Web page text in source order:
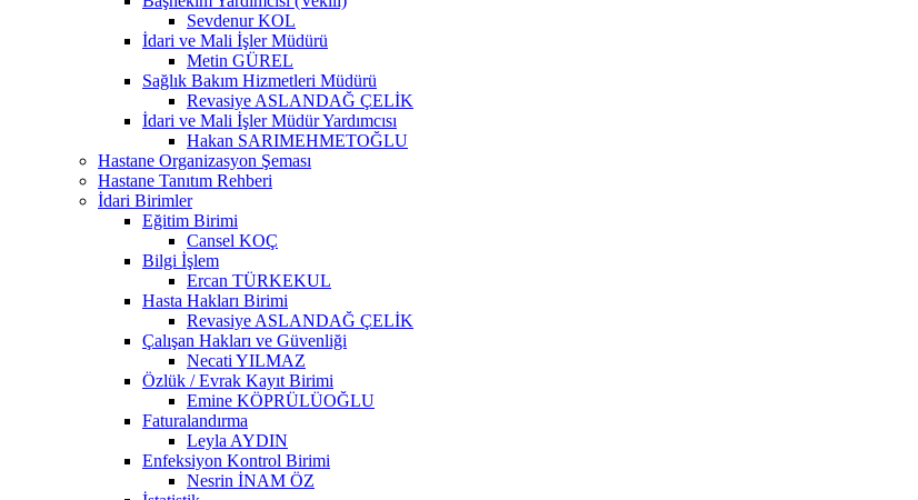
Sevdenur KOL
İdari ve Mali İşler Müdürü
Metin GÜREL
Sağlık Bakım Hizmetleri Müdürü
Revasiye ASLANDAĞ ÇELİK
İdari ve Mali İşler Müdür Yardımcısı
Hakan SARIMEHMETOĞLU
Hastane Organizasyon Şeması
Hastane Tanıtım Rehberi
İdari Birimler
Eğitim Birimi
Cansel KOÇ
Bilgi İşlem
Ercan TÜRKEKUL
Hasta Hakları Birimi
Revasiye ASLANDAĞ ÇELİK
Çalışan Hakları ve Güvenliği
Necati YILMAZ
Özlük / Evrak Kayıt Birimi
Emine KÖPRÜLÜOĞLU
Faturalandırma
Leyla AYDIN
Enfeksiyon Kontrol Birimi
Nesrin İNAM ÖZ